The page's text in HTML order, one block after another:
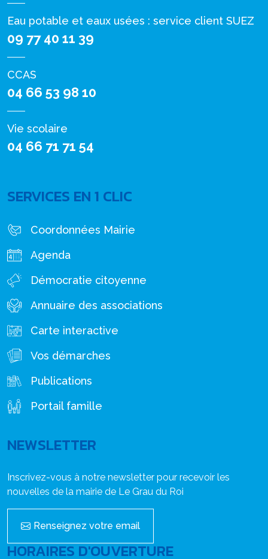
Eau potable et eaux usées : service client SUEZ
09 77 40 11 39
CCAS
04 66 53 98 10
Vie scolaire
04 66 71 71 54
SERVICES EN 1 CLIC
Coordonnées Mairie
Agenda
Démocratie citoyenne
Annuaire des associations
Carte interactive
Vos démarches
Publications
Portail famille
NEWSLETTER
Inscrivez-vous à notre newsletter pour recevoir les
nouvelles de la mairie de Le Grau du Roi
Renseignez votre email
HORAIRES D'OUVERTURE